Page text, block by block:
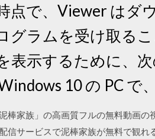
点で、Viewer はダ
グラムを受け取る
表示するために、
10 の PC で
棒家族」の高画質フルの無料動画
信サービスで泥棒家族が無料で観れ